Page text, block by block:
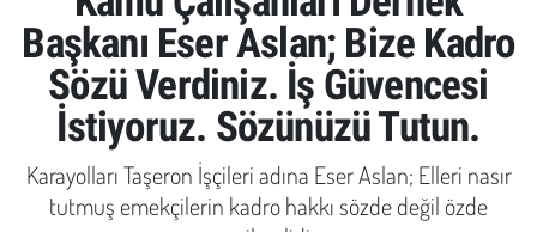
Başkanı Eser Aslan; Bize Kadro
Sözü Verdiniz. İş Güvencesi
İstiyoruz. Sözünüzü Tutun.
Karayolları Taşeron İşçileri adına Eser Aslan; Elleri nasır
tutmuş emekçilerin kadro hakkı sözde değil özde
Ekonomi
Yaşam
Yerel Haberler
Eğitim
Tüm Manşetler
Son Dakika Haberleri
Haber Arşivi